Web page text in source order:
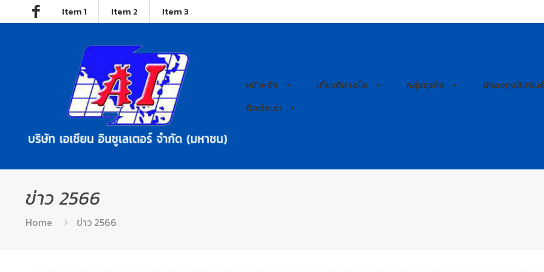
Item 1 Item 2 Item 3
หน้าหลัก เกี่ยวกับ เอไอ กลุ่มธุรกิจ นักลงทุนสัมพัน
ติดต่อเรา
ข่าว 2566
Home ข่าว 2566